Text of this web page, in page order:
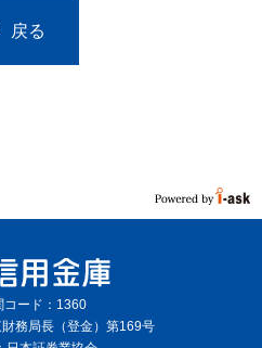
戻る
コード：1360
務局長（登金）第169号